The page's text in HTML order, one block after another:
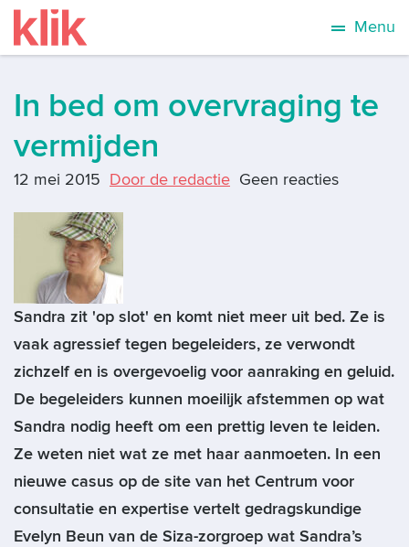
Menu
In bed om overvraging te
vermijden
12 mei 2015 Door de redactie Geen reacties
Sandra zit 'op slot' en komt niet meer uit bed. Ze is
vaak agressief tegen begeleiders, ze verwondt
zichzelf en is overgevoelig voor aanraking en geluid.
De begeleiders kunnen moeilijk afstemmen op wat
Sandra nodig heeft om een prettig leven te leiden.
Ze weten niet wat ze met haar aanmoeten. In een
nieuwe casus op de site van het Centrum voor
consultatie en expertise vertelt gedragskundige
Evelyn Beun van de Siza-zorgroep wat Sandra’s